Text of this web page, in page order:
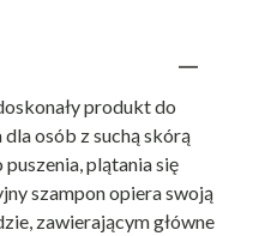
produkt do
dla osób z suchą skórą
puszenia, plątania się
szampon opiera swoją
zawierającym główne